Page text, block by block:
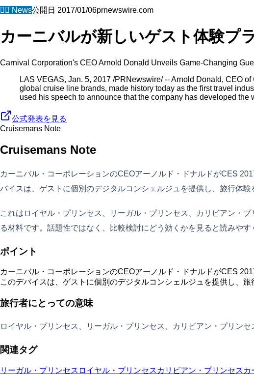
🧜‍♀️ News公開日 2017/01/06prnewswire.com
カーニバルが新しいゲスト体験プ
Carnival Corporation's CEO Arnold Donald Unveils Game-Changing
LAS VEGAS, Jan. 5, 2017 /PRNewswire/ -- Arnold Donald, CEO
global cruise line brands, made history today as the first travel
used his speech to announce that the company has developed the
公式発表を見る
Cruisemans Note
Cruisemans Note
カーニバル・コーポレーションのCEOアーノルド・ドナルドがCES
バイスは、ゲストに個別のデジタルコンシェルジュを提供し、旅行体験
これはロイヤル・プリンセス、リーガル・プリンセス、カリビアン・
る材料です。話題性ではなく、比較検討にどう効くかを見ると読みやす
ポイント
カーニバル・コーポレーションのCEOアーノルド・ドナルドがCES
このデバイスは、ゲストに個別のデジタルコンシェルジュを提供し、
旅行者にとっての意味
ロイヤル・プリンセス、リーガル・プリンセス、カリビアン・プリン
関連タグ
リーガル・プリンセス ロイヤル・プリンセス カリビアン・プリンセス カ